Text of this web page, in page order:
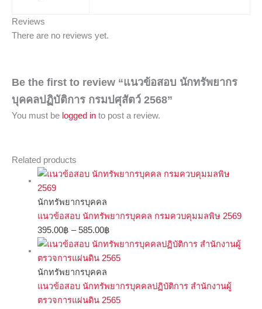
Reviews
There are no reviews yet.
Be the first to review “แนวข้อสอบ นักทรัพยากร
บุคคลปฏิบัติการ กรมปศุสัตว์ 2568”
You must be logged in to post a review.
Related products
นักทรัพยากรบุคคล
แนวข้อสอบ นักทรัพยากรบุคคล กรมควบคุมมลพิษ 2569
395.00฿ – 585.00฿
นักทรัพยากรบุคคล
แนวข้อสอบ นักทรัพยากรบุคคลปฏิบัติการ สำนักงานผู้
ตรวจการแผ่นดิน 2565